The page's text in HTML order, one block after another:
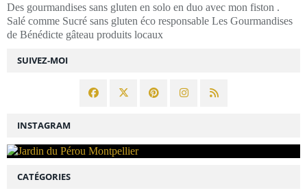
SUIVEZ-MOI
Des gourmandises sans gluten en solo en duo avec mon fiston .
Salé comme Sucré sans gluten éco responsable Les Gourmandises
de Bénédicte gâteau produits locaux
INSTAGRAM
CATÉGORIES